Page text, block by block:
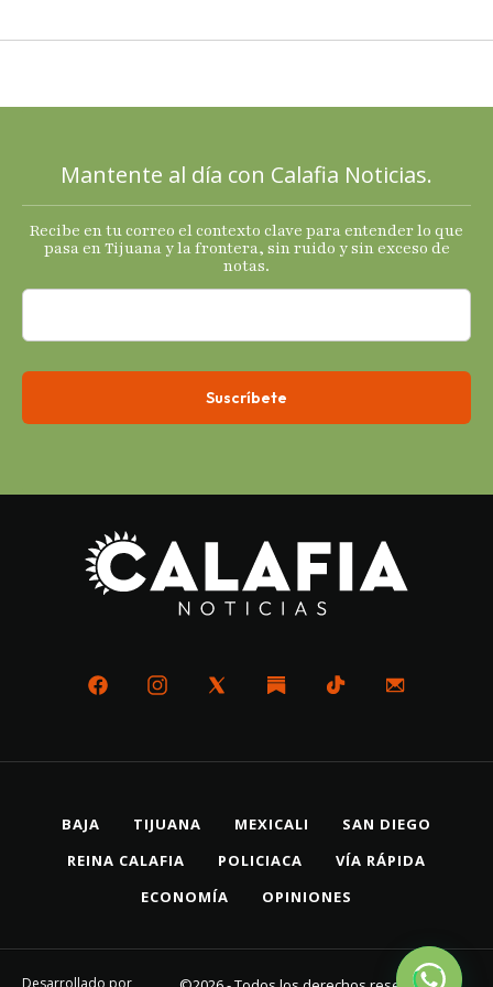
cartas; El
Mantente al día con Calafia Noticias.
Recibe en tu correo el contexto clave para entender lo que
pasa en Tijuana y la frontera, sin ruido y sin exceso de
notas.
BAJA TIJUANA MEXICALI
SAN DIEGO
REINA CALAFIA
POLICIACA
VÍA RÁPIDA
ECONOMÍA
OPINIONES
Desarrollado por